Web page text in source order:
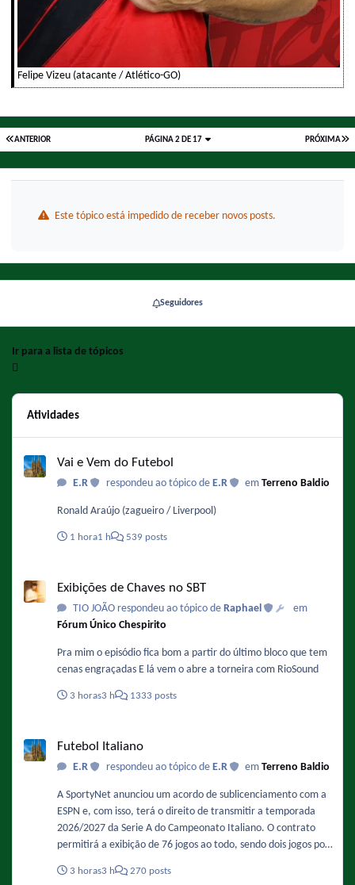
Felipe Vizeu (atacante / Atlético-GO)
ANTERIOR PRÓXIMA
PÁGINA 2 DE 17
Este tópico está impedido de receber novos posts.
Seguidores
Ir para a lista de tópicos
Atividades
Vai e Vem do Futebol
E.R respondeu ao tópico de E.R emTerreno Baldio
Ronald Araújo (zagueiro / Liverpool)
1 hora1 h 539 posts
Exibições de Chaves no SBT
TIO JOÃO respondeu ao tópico de Raphael
em
Fórum Único Chespirito
Pra mim o episódio fica bom a partir do último bloco que tem
cenas engraçadas E lá vem o abre a torneira com RioSound
3 horas3 h 1333 posts
Futebol Italiano
E.R respondeu ao tópico de E.R emTerreno Baldio
A SportyNet anunciou um acordo de sublicenciamento com a
ESPN e, com isso, terá o direito de transmitir a temporada
2026/2027 da Serie A do Campeonato Italiano. O contrato
permitirá a exibição de 76 jogos ao todo, sendo dois jogos por
canal oficial da SportyNet no YouTube, de forma gratuita, e na
3 horas3 h 270 posts